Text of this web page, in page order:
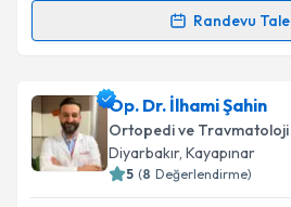
Randevu
takvim hazırlandığında e-posta
E-posta Adresiniz
Op. Dr. İlhami Şahin
Ortopedi ve Travmatoloji
Diyarbakır, Kayapınar
5 (8 Değerlendirme)